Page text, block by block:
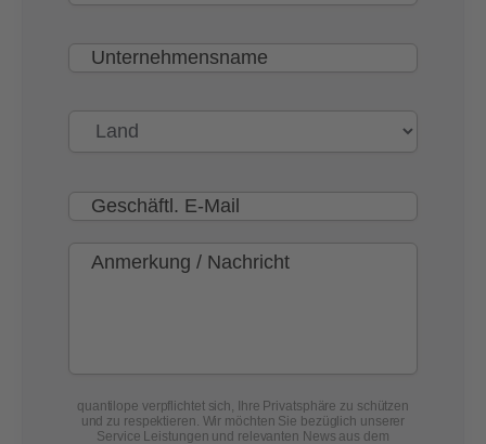
quantilope verpflichtet sich, Ihre Privatsphäre zu schützen
und zu respektieren. Wir möchten Sie bezüglich unserer
Service Leistungen und relevanten News aus dem